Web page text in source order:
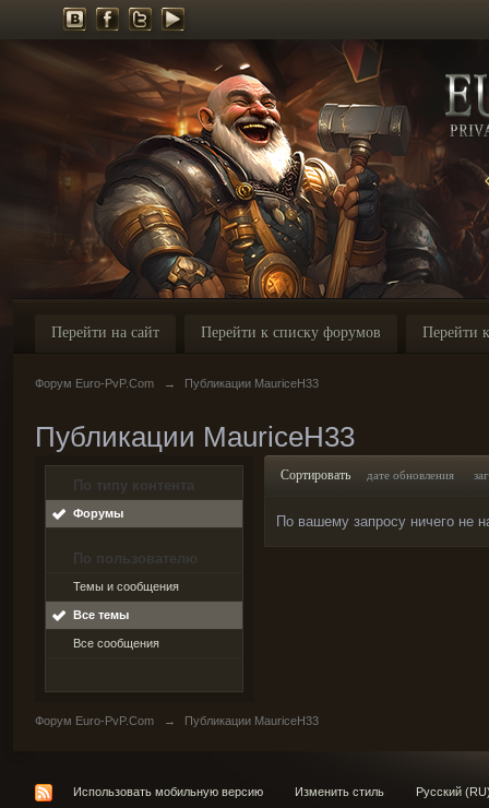
Перейти на сайт Перейти к списку форумов Перейти
Форум Euro-PvP.Com → Публикации MauriceH33
Публикации MauriceH33
По типу контента
Форумы
По пользователю
Темы и сообщения
Все темы
Все сообщения
Сортировать дате обновления
По вашему запросу ничего не
Форум Euro-PvP.Com → Публикации MauriceH33
Использовать мобильную версию Изменить стиль Русский